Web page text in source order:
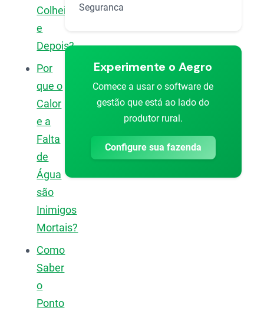
Colheita
e
Depois?
Por
que o
Calor
e a
Falta
de
Água
são
Inimigos
Mortais?
Como
Saber
o
Ponto
Seguranca
Experimente o Aegro
Comece a usar o software de
gestão que está ao lado do
produtor rural.
Configure sua fazenda